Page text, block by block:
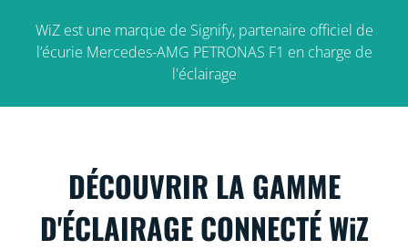
WiZ est une marque de Signify, partenaire officiel de
l’écurie Mercedes-AMG PETRONAS F1 en charge de
l'éclairage
DÉCOUVRIR LA GAMME
D'ÉCLAIRAGE CONNECTÉ WiZ